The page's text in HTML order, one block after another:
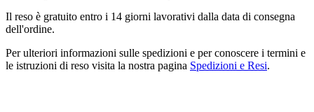
Il reso è gratuito entro i 14 giorni lavorativi dalla data di consegna
dell'ordine.
Per ulteriori informazioni sulle spedizioni e per conoscere i termini e
le istruzioni di reso visita la nostra pagina Spedizioni e Resi.